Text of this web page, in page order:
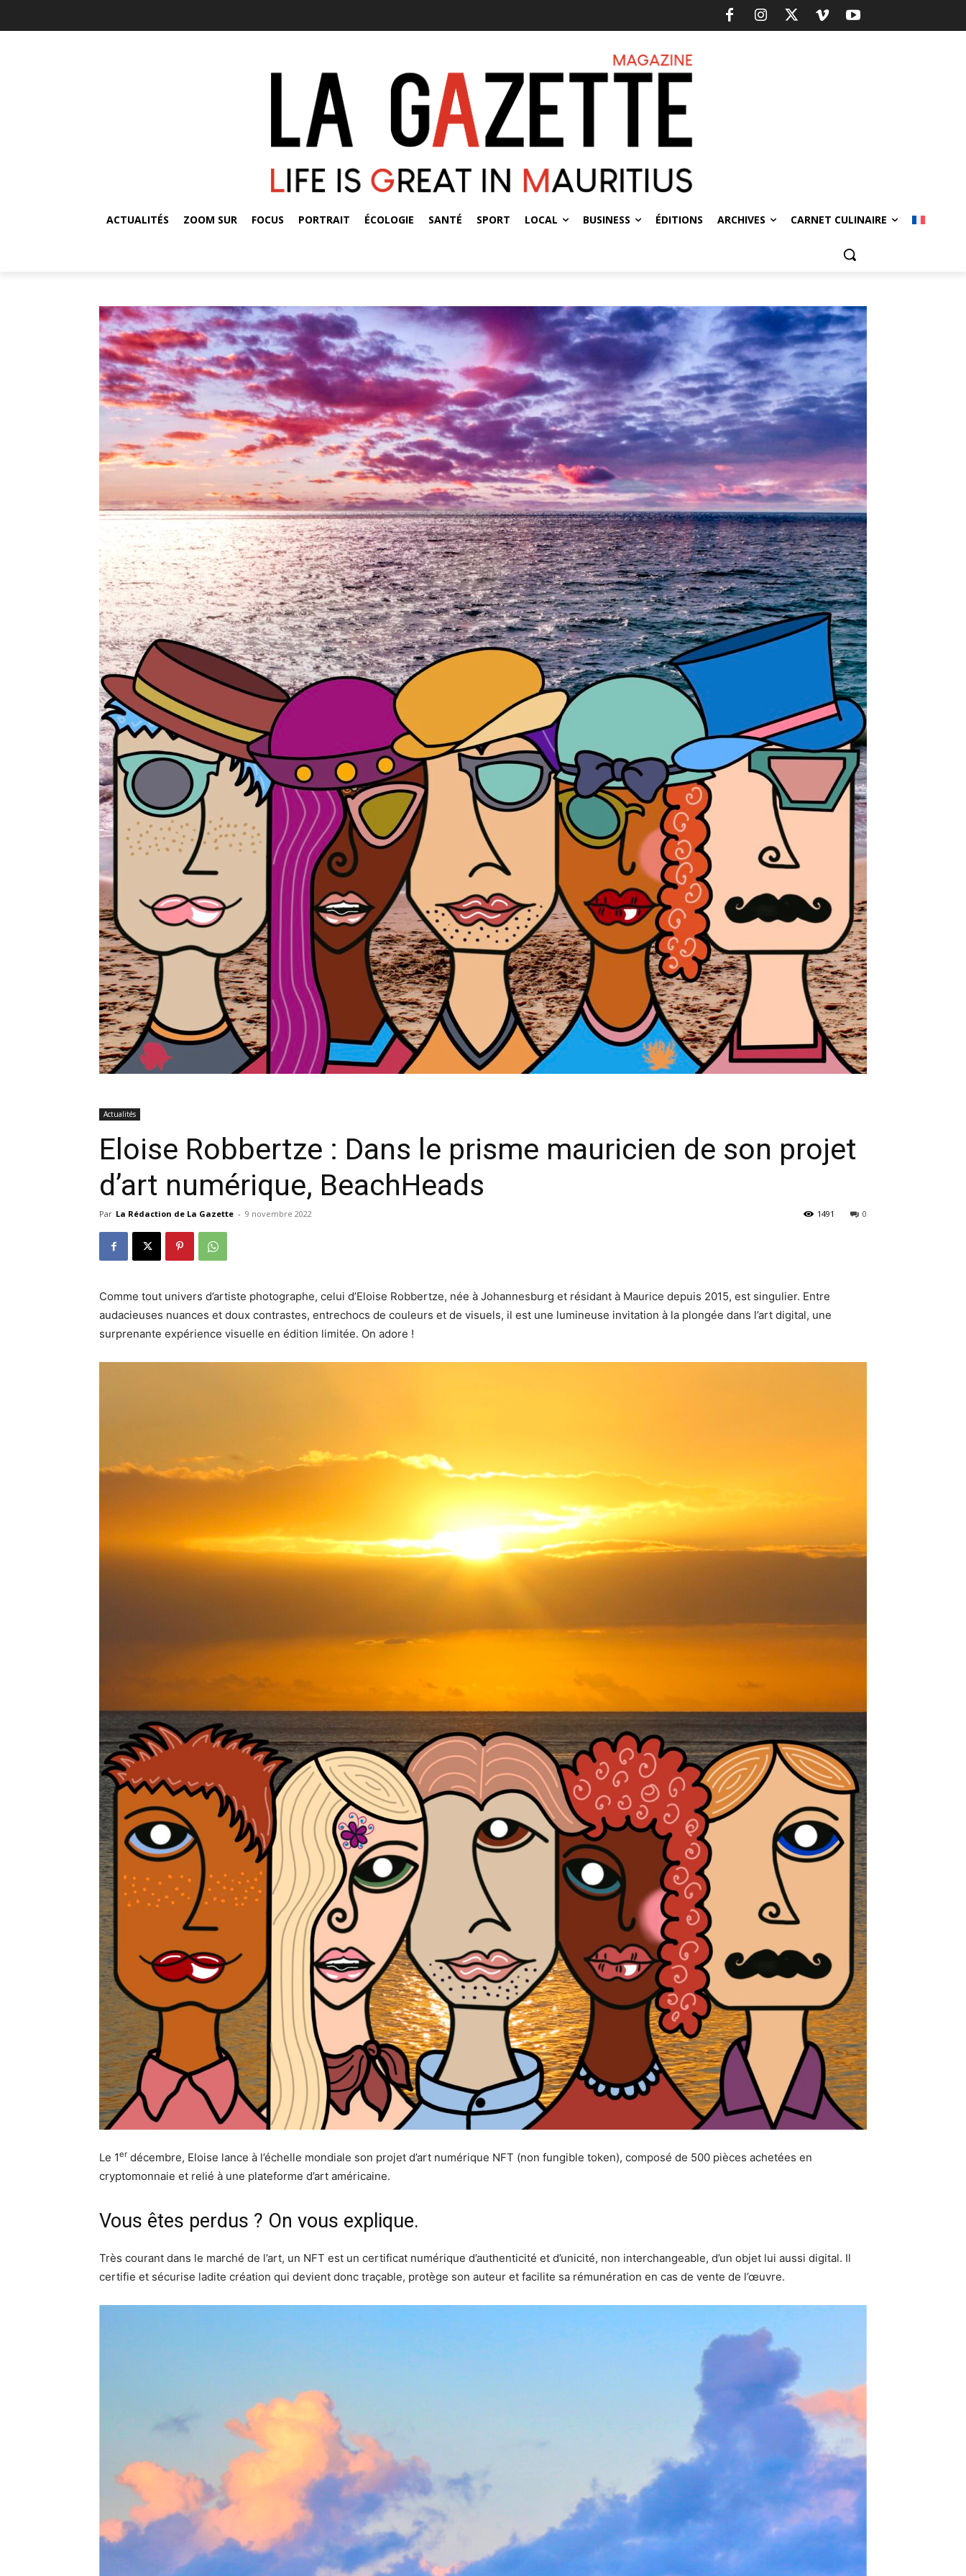
ACTUALITÉS ZOOM SUR FOCUS PORTRAIT ÉCOLOGIE SANTÉ SPORT LOCAL BUSINESS ÉDITIONS ARCHIVES CARNET CULINAIRE
Actualités
Eloise Robbertze : Dans le prisme mauricien de son projet
d’art numérique, BeachHeads
Par La Rédaction de La Gazette - 9 novembre 2022 0
1491
Comme tout univers d’artiste photographe, celui d’Eloise Robbertze, née à Johannesburg et résidant à Maurice depuis 2015, est singulier. Entre
audacieuses nuances et doux contrastes, entrechocs de couleurs et de visuels, il est une lumineuse invitation à la plongée dans l’art digital, une
surprenante expérience visuelle en édition limitée. On adore !
Le 1er décembre, Eloise lance à l’échelle mondiale son projet d’art numérique NFT (non fungible token), composé de 500 pièces achetées en
cryptomonnaie et relié à une plateforme d’art américaine.
Vous êtes perdus ? On vous explique.
Très courant dans le marché de l’art, un NFT est un certificat numérique d’authenticité et d’unicité, non interchangeable, d’un objet lui aussi digital. Il
certifie et sécurise ladite création qui devient donc traçable, protège son auteur et facilite sa rémunération en cas de vente de l’œuvre.